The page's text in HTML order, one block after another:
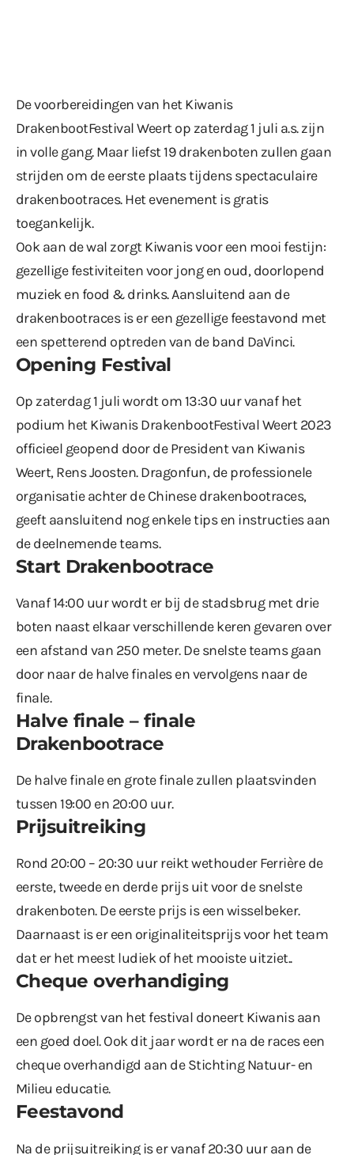
De voorbereidingen van het Kiwanis
DrakenbootFestival Weert op zaterdag 1 juli a.s. zijn
in volle gang. Maar liefst 19 drakenboten zullen gaan
strijden om de eerste plaats tijdens spectaculaire
drakenbootraces. Het evenement is gratis
toegankelijk.
Ook aan de wal zorgt Kiwanis voor een mooi festijn:
gezellige festiviteiten voor jong en oud, doorlopend
muziek en food & drinks. Aansluitend aan de
drakenbootraces is er een gezellige feestavond met
een spetterend optreden van de band DaVinci.
Opening Festival
Op zaterdag 1 juli wordt om 13:30 uur vanaf het
podium het Kiwanis DrakenbootFestival Weert 2023
officieel geopend door de President van Kiwanis
Weert, Rens Joosten. Dragonfun, de professionele
organisatie achter de Chinese drakenbootraces,
geeft aansluitend nog enkele tips en instructies aan
de deelnemende teams.
Start Drakenbootrace
Vanaf 14:00 uur wordt er bij de stadsbrug met drie
boten naast elkaar verschillende keren gevaren over
een afstand van 250 meter. De snelste teams gaan
door naar de halve finales en vervolgens naar de
finale.
Halve finale – finale
Drakenbootrace
De halve finale en grote finale zullen plaatsvinden
tussen 19:00 en 20:00 uur.
Prijsuitreiking
Rond 20:00 – 20:30 uur reikt wethouder Ferrière de
eerste, tweede en derde prijs uit voor de snelste
drakenboten. De eerste prijs is een wisselbeker.
Daarnaast is er een originaliteitsprijs voor het team
dat er het meest ludiek of het mooiste uitziet..
Cheque overhandiging
De opbrengst van het festival doneert Kiwanis aan
een goed doel. Ook dit jaar wordt er na de races een
cheque overhandigd aan de Stichting Natuur- en
Milieu educatie.
Feestavond
Na de prijsuitreiking is er vanaf 20:30 uur aan de